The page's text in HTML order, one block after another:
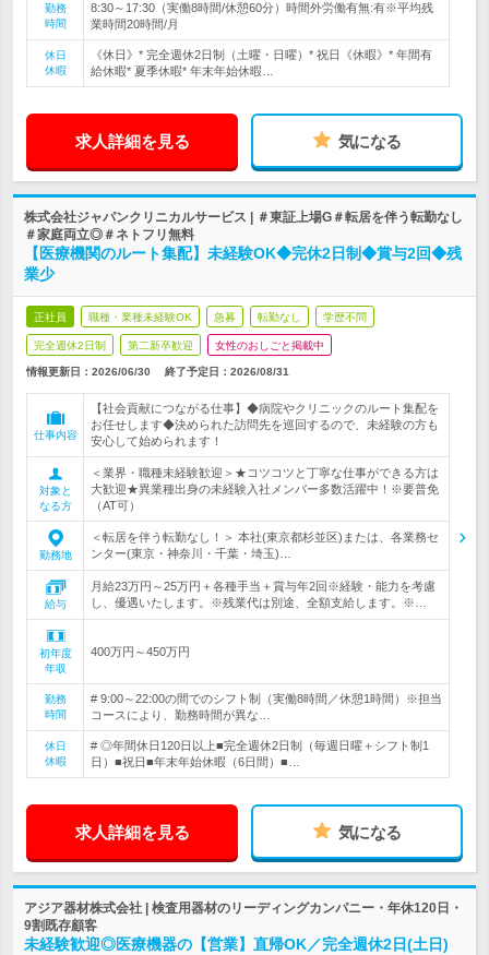
勤務
時間
8:30～17:30（実働8時間/休憩60分）時間外労働有無:有※平均残
業時間20時間/月
休日
休暇
《休日》* 完全週休2日制（土曜・日曜）* 祝日《休暇》* 年間有
給休暇* 夏季休暇* 年末年始休暇…
求人詳細を見る 気になる
株式会社ジャパンクリニカルサービス | ＃東証上場G＃転居を伴う転勤なし
＃家庭両立◎＃ネトフリ無料
【医療機関のルート集配】未経験OK◆完休2日制◆賞与2回◆残
業少
正社員 職種・業種未経験OK 急募 転勤なし 学歴不問
完全週休2日制 第二新卒歓迎 女性のおしごと掲載中
情報更新日：2026/06/30 終了予定日： 2026/08/31
仕事内容
【社会貢献につながる仕事】◆病院やクリニックのルート集配を
お任せします◆決められた訪問先を巡回するので、未経験の方も
安心して始められます！
対象と
なる方
＜業界・職種未経験歓迎＞★コツコツと丁寧な仕事ができる方は
大歓迎★異業種出身の未経験入社メンバー多数活躍中！※要普免
（AT可）
勤務地
＜転居を伴う転勤なし！＞ 本社(東京都杉並区)または、各業務セ
ンター(東京・神奈川・千葉・埼玉)…
給与
月給23万円～25万円＋各種手当＋賞与年2回※経験・能力を考慮
し、優遇いたします。※残業代は別途、全額支給します。※…
初年度
年収
400万円～450万円
勤務
時間
# 9:00～22:00の間でのシフト制（実働8時間／休憩1時間）※担当
コースにより、勤務時間が異な…
休日
休暇
# ◎年間休日120日以上■完全週休2日制（毎週日曜＋シフト制1
日）■祝日■年末年始休暇（6日間）■…
求人詳細を見る 気になる
アジア器材株式会社 | 検査用器材のリーディングカンパニー・年休120日・
9割既存顧客
未経験歓迎◎医療機器の【営業】直帰OK／完全週休2日(土日)